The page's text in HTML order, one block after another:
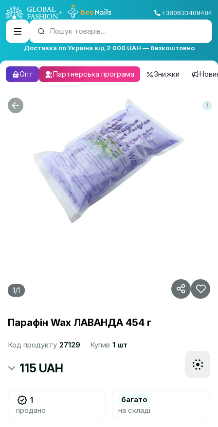
+380633409484
Пошук товарів...
Доставка по Україна від 2 000 UAH — безкоштовно
Опт Партнерська програма Знижки
1/1
Парафін Wax ЛАВАНДА 454 г
Код продукту 27129 Купив 1 шт
115 UAH
1
продано
багато
на складі